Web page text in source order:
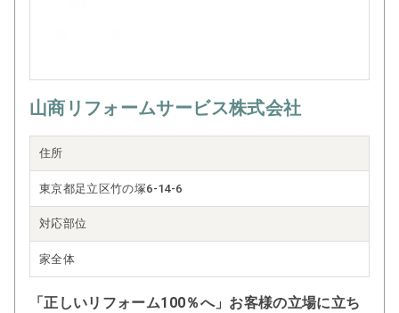
山商リフォームサービス株式会社
住所
東京都足立区竹の塚6-14-6
対応部位
家全体
「正しいリフォーム100％へ」お客様の立場に立ち